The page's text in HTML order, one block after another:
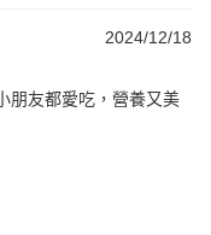
2024/12/18
朋友都愛吃，營養又美